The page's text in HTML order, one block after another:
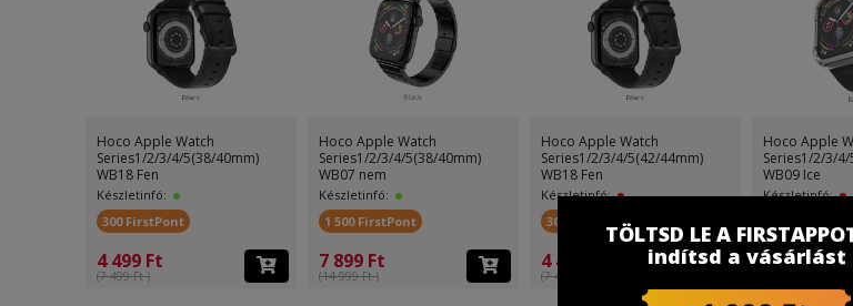
Hoco Apple Watch
Series1/2/3/4/5(38/40mm)
WB18 Fen
Készletinfó:
300 FirstPont
4 499 Ft
(7 499 Ft )
Hoco Apple Watch
Series1/2/3/4/5(38/40mm)
WB07 nem
Készletinfó:
1 500 FirstPont
7 899 Ft
(14 999 Ft )
Hoco Apple Watch
Series1/2/3/4/5(42/44mm)
WB18 Fen
Készletinfó:
300 FirstPont
4 499 Ft
(7 499 Ft )
Hoco Apple
Series1/2/3/
WB09 Ice
Készletinfó:
3 499 Ft
TÖLTSD LE A
indítsd a vásárlást